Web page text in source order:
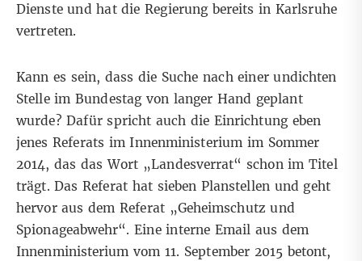
Dienste und hat die Regierung bereits in Karlsruhe
vertreten.
Kann es sein, dass die Suche nach einer undichten
Stelle im Bundestag von langer Hand geplant
wurde? Dafür spricht auch die Einrichtung eben
jenes Referats im Innenministerium im Sommer
2014, das das Wort „Landesverrat“ schon im Titel
trägt. Das Referat hat sieben Planstellen und geht
hervor aus dem Referat „Geheimschutz und
Spionageabwehr“.Eine interne Email aus dem
Innenministerium vom 11. September 2015 betont,